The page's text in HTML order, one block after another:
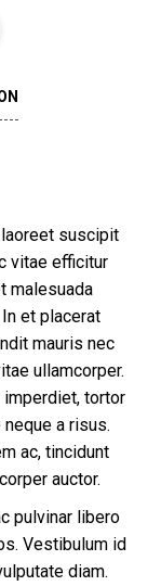
suscipit
vitae efficitur
malesuada
et placerat
mauris nec
ullamcorper.
imperdiet, tortor
a risus.
ac, tincidunt
auctor.
pulvinar libero
Vestibulum id
diam.